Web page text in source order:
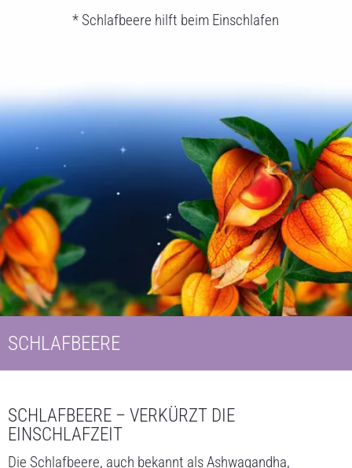
* Schlafbeere hilft beim Einschlafen
SCHLAFBEERE
SCHLAFBEERE – VERKÜRZT DIE
EINSCHLAFZEIT
Die Schlafbeere, auch bekannt als Ashwagandha,